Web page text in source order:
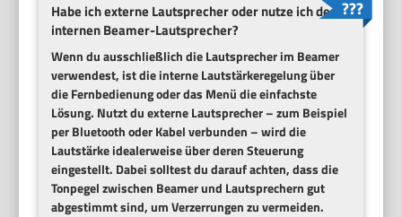
Habe ich externe Lautsprecher oder nutze ich den
internen Beamer-Lautsprecher?
Wenn du ausschließlich die Lautsprecher im Beamer
verwendest, ist die interne Lautstärkeregelung über
die Fernbedienung oder das Menü die einfachste
Lösung. Nutzt du externe Lautsprecher – zum Beispiel
per Bluetooth oder Kabel verbunden – wird die
Lautstärke idealerweise über deren Steuerung
eingestellt. Dabei solltest du darauf achten, dass die
Tonpegel zwischen Beamer und Lautsprechern gut
abgestimmt sind, um Verzerrungen zu vermeiden.